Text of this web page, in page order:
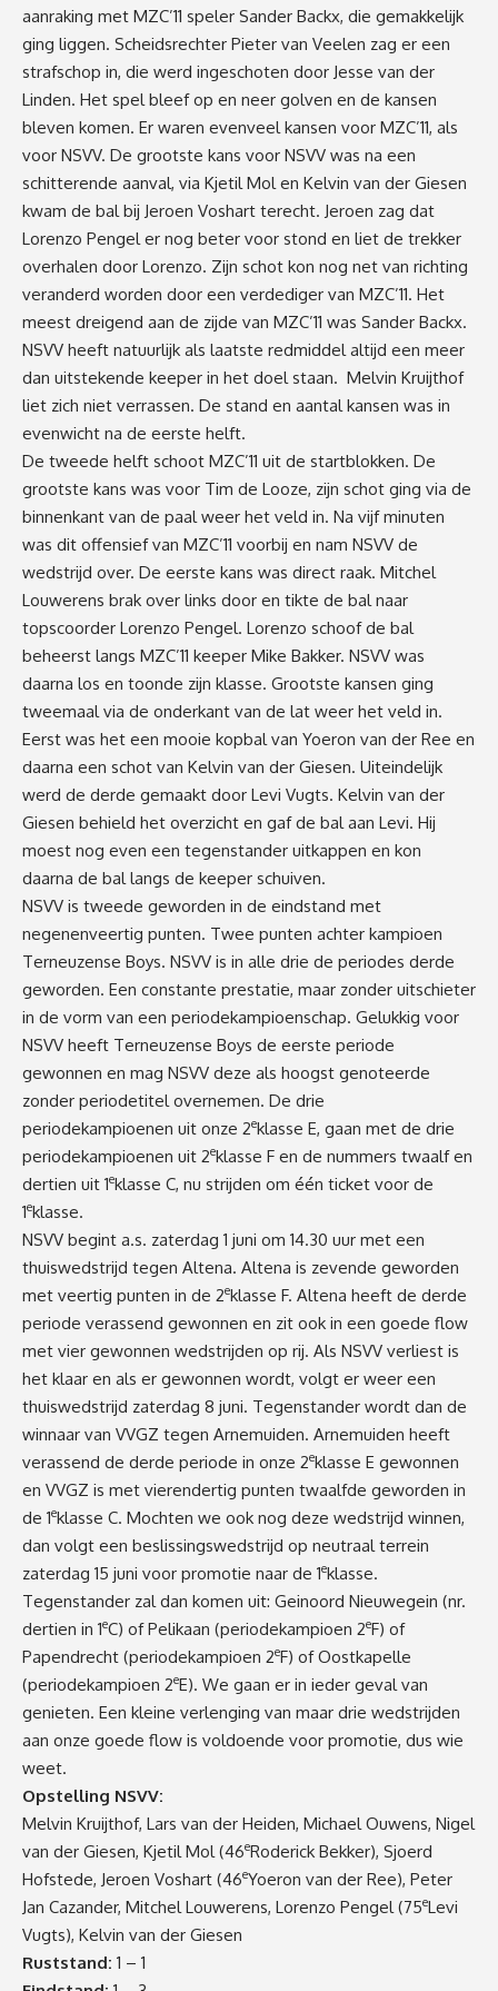
aanraking met MZC’11 speler Sander Backx, die gemakkelijk
ging liggen. Scheidsrechter Pieter van Veelen zag er een
strafschop in, die werd ingeschoten door Jesse van der
Linden. Het spel bleef op en neer golven en de kansen
bleven komen. Er waren evenveel kansen voor MZC’11, als
voor NSVV. De grootste kans voor NSVV was na een
schitterende aanval, via Kjetil Mol en Kelvin van der Giesen
kwam de bal bij Jeroen Voshart terecht. Jeroen zag dat
Lorenzo Pengel er nog beter voor stond en liet de trekker
overhalen door Lorenzo. Zijn schot kon nog net van richting
veranderd worden door een verdediger van MZC’11. Het
meest dreigend aan de zijde van MZC’11 was Sander Backx.
NSVV heeft natuurlijk als laatste redmiddel altijd een meer
dan uitstekende keeper in het doel staan. Melvin Kruijthof
liet zich niet verrassen. De stand en aantal kansen was in
evenwicht na de eerste helft.
De tweede helft schoot MZC’11 uit de startblokken. De
grootste kans was voor Tim de Looze, zijn schot ging via de
binnenkant van de paal weer het veld in. Na vijf minuten
was dit offensief van MZC’11 voorbij en nam NSVV de
wedstrijd over. De eerste kans was direct raak. Mitchel
Louwerens brak over links door en tikte de bal naar
topscoorder Lorenzo Pengel. Lorenzo schoof de bal
beheerst langs MZC’11 keeper Mike Bakker. NSVV was
daarna los en toonde zijn klasse. Grootste kansen ging
tweemaal via de onderkant van de lat weer het veld in.
Eerst was het een mooie kopbal van Yoeron van der Ree en
daarna een schot van Kelvin van der Giesen. Uiteindelijk
werd de derde gemaakt door Levi Vugts. Kelvin van der
Giesen behield het overzicht en gaf de bal aan Levi. Hij
moest nog even een tegenstander uitkappen en kon
daarna de bal langs de keeper schuiven.
NSVV is tweede geworden in de eindstand met
negenenveertig punten. Twee punten achter kampioen
Terneuzense Boys. NSVV is in alle drie de periodes derde
geworden. Een constante prestatie, maar zonder uitschieter
in de vorm van een periodekampioenschap. Gelukkig voor
NSVV heeft Terneuzense Boys de eerste periode
gewonnen en mag NSVV deze als hoogst genoteerde
zonder periodetitel overnemen. De drie
periodekampioenen uit onze 2eklasse E, gaan met de drie
periodekampioenen uit 2eklasse F en de nummers twaalf en
dertien uit 1eklasse C, nu strijden om één ticket voor de
1eklasse.
NSVV begint a.s. zaterdag 1 juni om 14.30 uur met een
thuiswedstrijd tegen Altena. Altena is zevende geworden
met veertig punten in de 2eklasse F. Altena heeft de derde
periode verassend gewonnen en zit ook in een goede flow
met vier gewonnen wedstrijden op rij. Als NSVV verliest is
het klaar en als er gewonnen wordt, volgt er weer een
thuiswedstrijd zaterdag 8 juni. Tegenstander wordt dan de
winnaar van VVGZ tegen Arnemuiden. Arnemuiden heeft
verassend de derde periode in onze 2eklasse E gewonnen
en VVGZ is met vierendertig punten twaalfde geworden in
de 1eklasse C. Mochten we ook nog deze wedstrijd winnen,
dan volgt een beslissingswedstrijd op neutraal terrein
zaterdag 15 juni voor promotie naar de 1eklasse.
Tegenstander zal dan komen uit: Geinoord Nieuwegein (nr.
dertien in 1eC) of Pelikaan (periodekampioen 2eF) of
Papendrecht (periodekampioen 2eF) of Oostkapelle
(periodekampioen 2eE). We gaan er in ieder geval van
genieten. Een kleine verlenging van maar drie wedstrijden
aan onze goede flow is voldoende voor promotie, dus wie
weet.
Opstelling NSVV:
Melvin Kruijthof, Lars van der Heiden, Michael Ouwens, Nigel
van der Giesen, Kjetil Mol (46eRoderick Bekker), Sjoerd
Hofstede, Jeroen Voshart (46eYoeron van der Ree), Peter
Jan Cazander, Mitchel Louwerens, Lorenzo Pengel (75eLevi
Vugts), Kelvin van der Giesen
Ruststand: 1 – 1